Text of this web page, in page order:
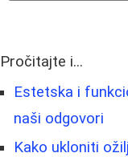
Pročitajte i...
Estetska i
naši odgovori
Kako ukloniti